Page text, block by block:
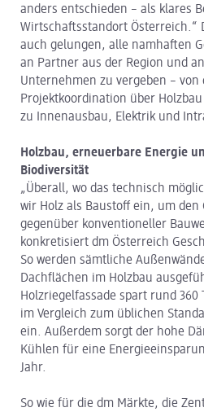
anders entschieden – als klares
Wirtschaftsstandort Österreich.“
auch gelungen, alle namhaften
an Partner aus der Region und
Unternehmen zu vergeben –
Projektkoordination über
zu Innenausbau, Elektrik und
Holzbau, erneuerbare Energie
Biodiversität
„Überall, wo das technisch
wir Holz als Baustoff ein, um den
gegenüber konventioneller
konkretisiert dm Österreich
So werden sämtliche
Dachflächen im Holzbau
Holzriegelfassade spart rund 360
im Vergleich zum üblichen
ein. Außerdem sorgt der hohe
Kühlen für eine
Jahr.
So wie für die dm Märkte, die